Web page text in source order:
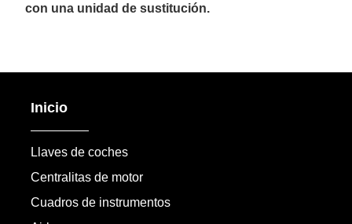
con una unidad de sustitución.
Inicio
Llaves de coches
Centralitas de motor
Cuadros de instrumentos